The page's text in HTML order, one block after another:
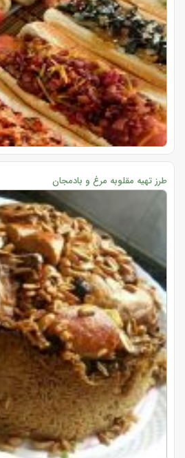
طرز تهیه مقلوبه مرغ و بادمجان